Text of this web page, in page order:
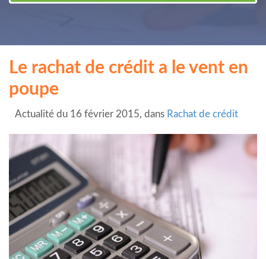
Le rachat de crédit a le vent en
poupe
Actualité du 16 février 2015, dans Rachat de crédit